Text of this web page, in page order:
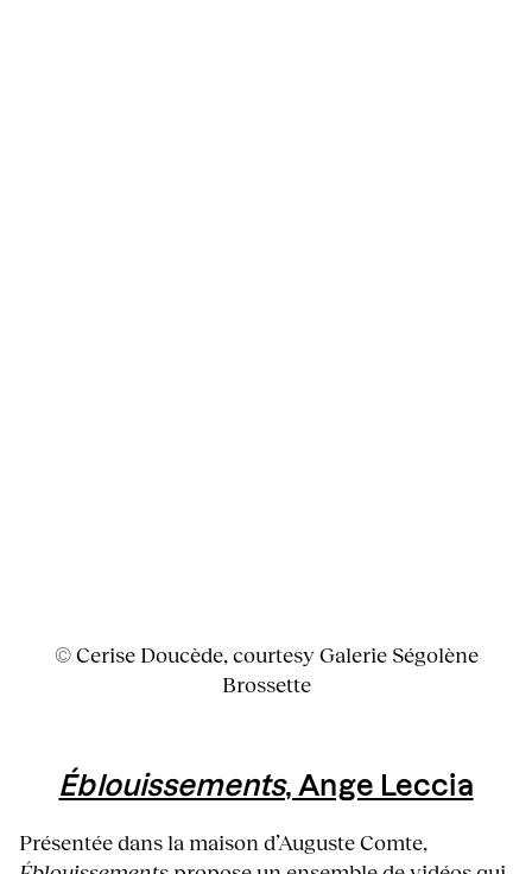
© Cerise Doucède, courtesy Galerie Ségolène
Brossette
Éblouissements, Ange Leccia
Présentée dans la maison d’Auguste Comte,